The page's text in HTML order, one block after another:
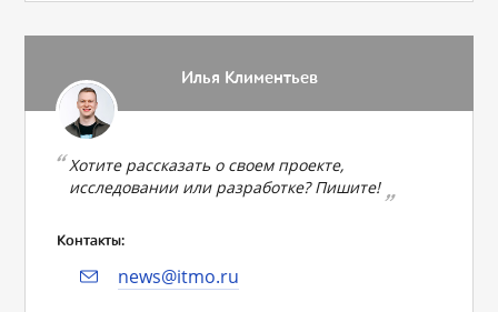
Илья Климентьев
Хотите рассказать о своем проекте,
исследовании или разработке? Пишите!
Контакты:
news@itmo.ru